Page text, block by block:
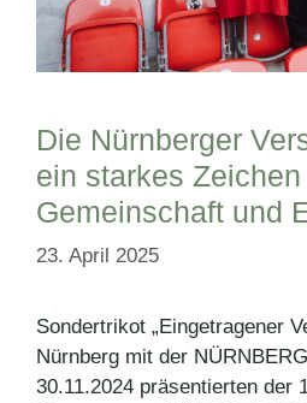
Die Nürnberger
ein starkes
Gemeinschaft und
23. April 2025
Sondertrikot „Eingetragener
Nürnberg mit der
30.11.2024 präsentierten der